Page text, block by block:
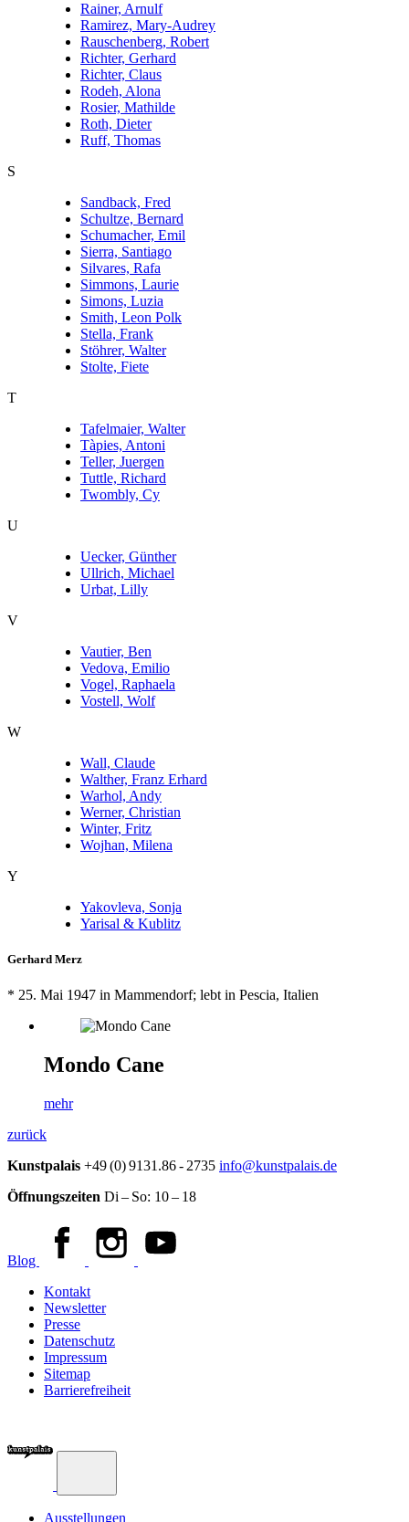
Rainer, Arnulf
Ramirez, Mary-Audrey
Rauschenberg, Robert
Richter, Gerhard
Richter, Claus
Rodeh, Alona
Rosier, Mathilde
Roth, Dieter
Ruff, Thomas
S
Sandback, Fred
Schultze, Bernard
Schumacher, Emil
Sierra, Santiago
Silvares, Rafa
Simmons, Laurie
Simons, Luzia
Smith, Leon Polk
Stella, Frank
Stöhrer, Walter
Stolte, Fiete
T
Tafelmaier, Walter
Tàpies, Antoni
Teller, Juergen
Tuttle, Richard
Twombly, Cy
U
Uecker, Günther
Ullrich, Michael
Urbat, Lilly
V
Vautier, Ben
Vedova, Emilio
Vogel, Raphaela
Vostell, Wolf
W
Wall, Claude
Walther, Franz Erhard
Warhol, Andy
Werner, Christian
Winter, Fritz
Wojhan, Milena
Y
Yakovleva, Sonja
Yarisal & Kublitz
Gerhard Merz
* 25. Mai 1947 in Mammendorf; lebt in Pescia, Italien
Mondo Cane
mehr
zurück
Kunstpalais +49 (0) 9131.86 - 2735 info@kunstpalais.de
Öffnungszeiten Di – So: 10 – 18
Blog
Kontakt
Newsletter
Presse
Datenschutz
Impressum
Sitemap
Barrierefreiheit
Ausstellungen